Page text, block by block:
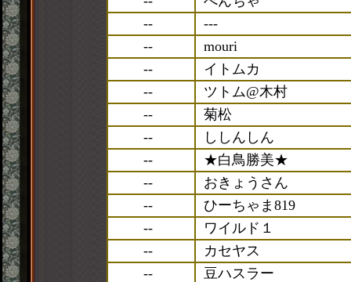
--
---
--
mouri
--
イトムカ
--
ツトム@木村
--
菊松
--
ししんしん
--
★白鳥勝美★
--
おきょうさん
--
ひーちゃま819
--
ワイルド１
--
カセヤス
--
豆ハスラー